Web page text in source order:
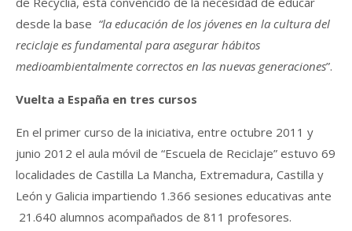
desde la base “la educación de los jóvenes en la cultura del
reciclaje es fundamental para asegurar hábitos
medioambientalmente correctos en las nuevas generaciones”.
Vuelta a España en tres cursos
En el primer curso de la iniciativa, entre octubre 2011 y
junio 2012 el aula móvil de “Escuela de Reciclaje” estuvo 69
localidades de Castilla La Mancha, Extremadura, Castilla y
León y Galicia impartiendo 1.366 sesiones educativas ante
21.640 alumnos acompañados de 811 profesores.